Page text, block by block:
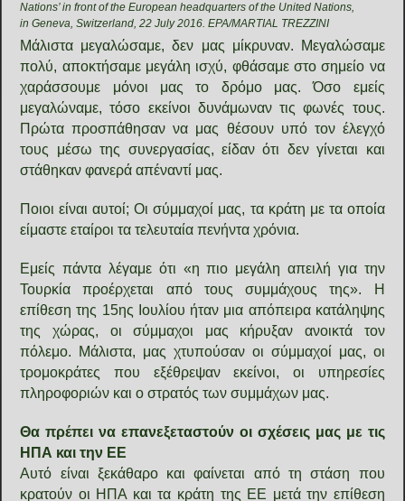
Nations’ in front of the European headquarters of the United Nations,
in Geneva, Switzerland, 22 July 2016. EPA/MARTIAL TREZZINI
Μάλιστα μεγαλώσαμε, δεν μας μίκρυναν. Μεγαλώσαμε
πολύ, αποκτήσαμε μεγάλη ισχύ, φθάσαμε στο σημείο να
χαράσσουμε μόνοι μας το δρόμο μας. Όσο εμείς
μεγαλώναμε, τόσο εκείνοι δυνάμωναν τις φωνές τους.
Πρώτα προσπάθησαν να μας θέσουν υπό τον έλεγχό
τους μέσω της συνεργασίας, είδαν ότι δεν γίνεται και
στάθηκαν φανερά απέναντί μας.
Ποιοι είναι αυτοί; Οι σύμμαχοί μας, τα κράτη με τα οποία
είμαστε εταίροι τα τελευταία πενήντα χρόνια.
Εμείς πάντα λέγαμε ότι «η πιο μεγάλη απειλή για την
Τουρκία προέρχεται από τους συμμάχους της». Η
επίθεση της 15ης Ιουλίου ήταν μια απόπειρα κατάληψης
της χώρας, οι σύμμαχοι μας κήρυξαν ανοικτά τον
πόλεμο. Μάλιστα, μας χτυπούσαν οι σύμμαχοί μας, οι
τρομοκράτες που εξέθρεψαν εκείνοι, οι υπηρεσίες
πληροφοριών και ο στρατός των συμμάχων μας.
Θα πρέπει να επανεξεταστούν οι σχέσεις μας με τις
ΗΠΑ και την ΕΕ
Αυτό είναι ξεκάθαρο και φαίνεται από τη στάση που
κρατούν οι ΗΠΑ και τα κράτη της ΕΕ μετά την επίθεση